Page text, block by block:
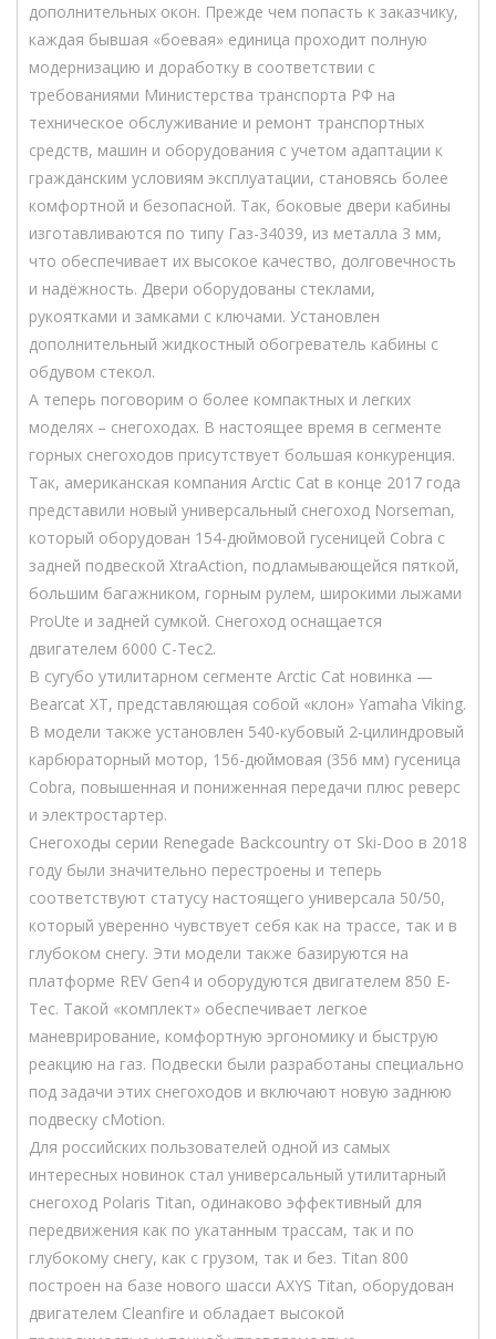
дополнительных окон. Прежде чем попасть к заказчику,
каждая бывшая «боевая» единица проходит полную
модернизацию и доработку в соответствии с
требованиями Министерства транспорта РФ на
техническое обслуживание и ремонт транспортных
средств, машин и оборудования с учетом адаптации к
гражданским условиям эксплуатации, становясь более
комфортной и безопасной. Так, боковые двери кабины
изготавливаются по типу Газ-34039, из металла 3 мм,
что обеспечивает их высокое качество, долговечность
и надёжность. Двери оборудованы стеклами,
рукоятками и замками с ключами. Установлен
дополнительный жидкостный обогреватель кабины с
обдувом стекол.
А теперь поговорим о более компактных и легких
моделях – снегоходах. В настоящее время в сегменте
горных снегоходов присутствует большая конкуренция.
Так, американская компания Arctic Cat в конце 2017 года
представили новый универсальный снегоход Norseman,
который оборудован 154-дюймовой гусеницей Cobra с
задней подвеской XtraAction, подламывающейся пяткой,
большим багажником, горным рулем, широкими лыжами
ProUte и задней сумкой. Снегоход оснащается
двигателем 6000 C-Tec2.
В сугубо утилитарном сегменте Arctic Cat новинка —
Bearcat XT, представляющая собой «клон» Yamaha Viking.
В модели также установлен 540-кубовый 2-цилиндровый
карбюраторный мотор, 156-дюймовая (356 мм) гусеница
Cobra, повышенная и пониженная передачи плюс реверс
и электростартер.
Снегоходы серии Renegade Backcountry от Ski-Doo в 2018
году были значительно перестроены и теперь
соответствуют статусу настоящего универсала 50/50,
который уверенно чувствует себя как на трассе, так и в
глубоком снегу. Эти модели также базируются на
платформе REV Gen4 и оборудуются двигателем 850 E-
Tec. Такой «комплект» обеспечивает легкое
маневрирование, комфортную эргономику и быструю
реакцию на газ. Подвески были разработаны специально
под задачи этих снегоходов и включают новую заднюю
подвеску cMotion.
Для российских пользователей одной из самых
интересных новинок стал универсальный утилитарный
снегоход Polaris Titan, одинаково эффективный для
передвижения как по укатанным трассам, так и по
глубокому снегу, как с грузом, так и без. Titan 800
построен на базе нового шасси AXYS Titan, оборудован
двигателем Cleanfire и обладает высокой